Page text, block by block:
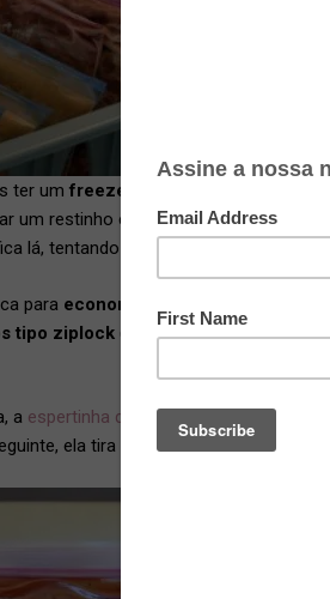
ter um freezer abarrotado
um restinho e só tem aquele potão,
lá, tentando fazer um Tetris no
para economizar espaço
tipo ziplock (os taissacos
a espertinha deste blog
coloca os
ela tira a assadeira e tcharans!